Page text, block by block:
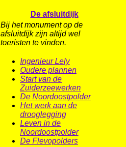
De afsluitdijk
Bij het monument op de
afsluitdijk zijn altijd wel
toeristen te vinden.
Ingenieur Lely
Oudere plannen
Start van de
Zuiderzeewerken
De Noordoostpolder
Het werk aan de
drooglegging
Leven in de
Noordoostpolder
De Flevopolders